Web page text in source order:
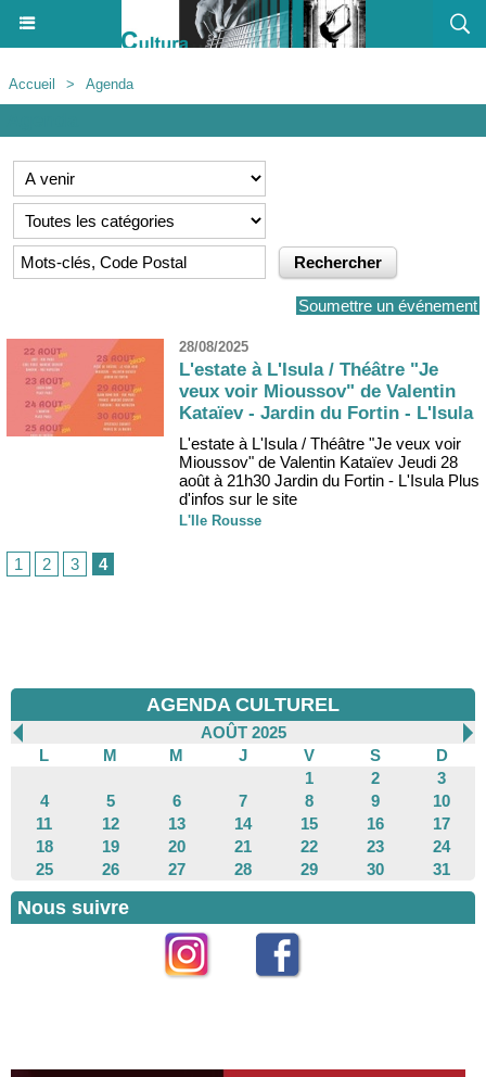
Accueil > Agenda
Soumettre un événement
28/08/2025
L'estate à L'Isula / Théâtre "Je
veux voir Mioussov" de Valentin
Kataïev - Jardin du Fortin - L'Isula
L'estate à L'Isula / Théâtre "Je veux voir
Mioussov" de Valentin Kataïev Jeudi 28
août à 21h30 Jardin du Fortin - L'Isula Plus
d'infos sur le site
L'Ile Rousse
1 2 3 4
AGENDA CULTUREL
AOÛT 2025
L
M M J V S
D
1
2
3
4
5 6 7 8 9
10
11
12 13 14 15 16
17
18
19 20 21 22 23
24
25
26 27 28 29 30 31
Nous suivre